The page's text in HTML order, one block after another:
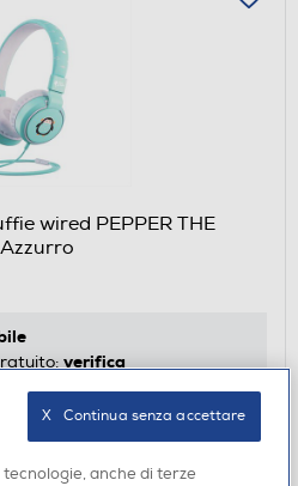
wired PEPPER THE
verifica
AGGIUNGI
anche di terze
X   Continua senza accettare